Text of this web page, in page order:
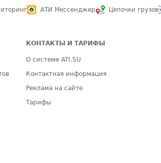
АТИ Мессенджер Цепочки грузов
КОНТАКТЫ И ТАРИФЫ
О системе ATI.SU
Контактная информация
Реклама на сайте
Тарифы